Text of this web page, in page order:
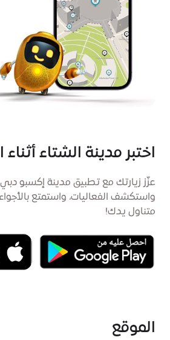
اختبر مدينة الشتاء أثناء
عزّز زيارتك مع تطبيق مدينة إكسبو
واستكشف الفعاليات، واستمتع
متناول يدك!
الموقع